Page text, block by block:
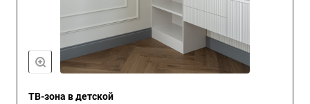
ТВ-зона в детской